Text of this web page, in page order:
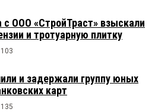
с ООО «СтройТраст» взыскали
и тротуарную плитку
и задержали группу юных
карт